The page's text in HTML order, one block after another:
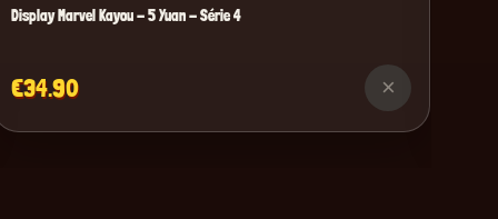
Display Marvel Kayou - 5 Yuan - Série 4
€34.90 ×